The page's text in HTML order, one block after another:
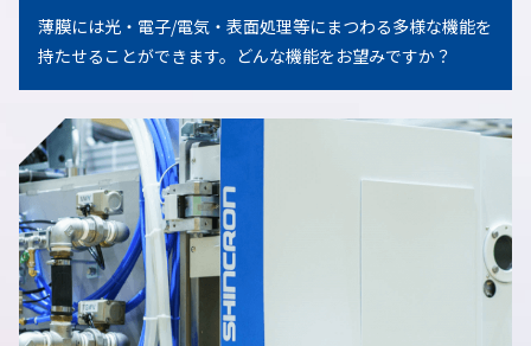
薄膜には光・電子/電気・表面処理等にまつわる多様な機能を
持たせることができます。どんな機能をお望みですか？